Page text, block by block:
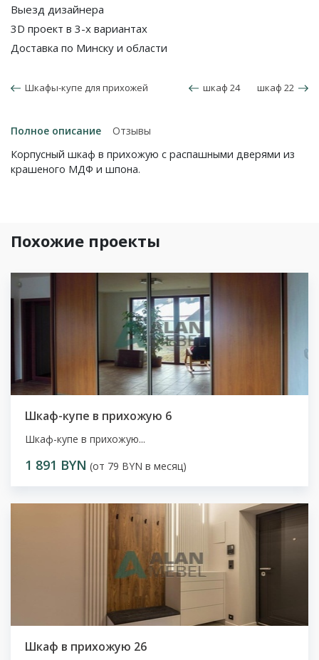
Выезд дизайнера
3D проект в 3-х вариантах
Доставка по Минску и области
Шкафы-купе для прихожей шкаф 24 шкаф 22
Полное описание
Отзывы
Корпусный шкаф в прихожую с распашными дверями из
крашеного МДФ и шпона.
Похожие проекты
Шкаф-купе в прихожую 6
Шкаф-купе в прихожую...
1 891 BYN (от 79 BYN в месяц)
Шкаф в прихожую 26